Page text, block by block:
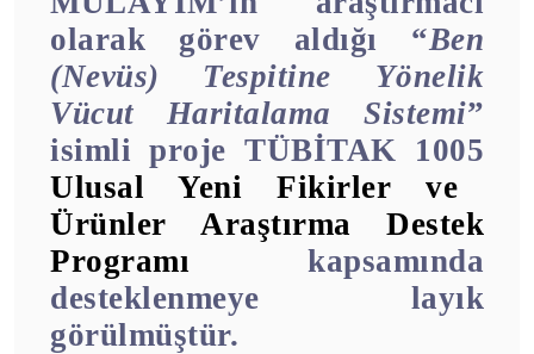
olarak görev aldığı “Ben
(Nevüs) Tespitine Yönelik
Vücut Haritalama Sistemi”
isimli projeTÜBİTAK 1005
Ulusal Yeni Fikirler ve
Ürünler Araştırma Destek
Programı kapsamında
desteklenmeye layık
görülmüştür.